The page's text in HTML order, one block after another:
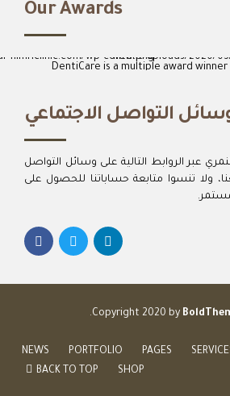
Our Awards
DentiCare is a multiple award winner
2017
Best Practice & Team2016
التواصل الاجتماعي
عبر الروابط التالية على وسائل التواصل
ولا تنسوا متابعة حساباتنا للحصول على
Copyright 2020 by
PAGES
PORTFOLIO
NEWS
SHOP
BACK TO TOP